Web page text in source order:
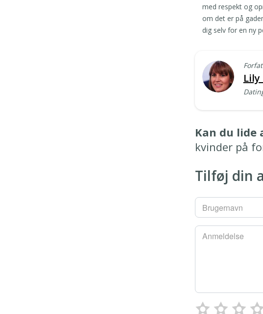
med respekt og
om det er på
dig selv for en ny
Lily
Kan du lide
kvinder på
Tilføj din
Brugernavn
Anmeldelse